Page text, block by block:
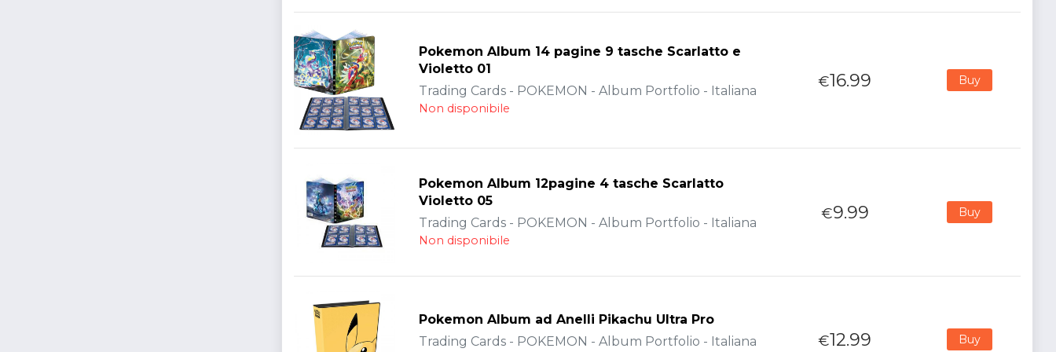
Pokemon Album 14 pagine 9 tasche Scarlatto e
Violetto 01
Trading Cards - POKEMON - Album Portfolio - Italiana
Non disponibile
€16.99 Buy
Pokemon Album 12pagine 4 tasche Scarlatto
Violetto 05
Trading Cards - POKEMON - Album Portfolio - Italiana
Non disponibile
€9.99 Buy
Pokemon Album ad Anelli Pikachu Ultra Pro
Trading Cards - POKEMON - Album Portfolio - Italiana
€12.99 Buy